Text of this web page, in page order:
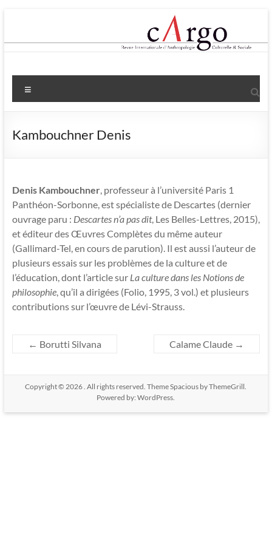
Kambouchner Denis
Denis Kambouchner, professeur à l’université Paris 1
Panthéon-Sorbonne, est spécialiste de Descartes (dernier
ouvrage paru : Descartes n’a pas dit, Les Belles-Lettres, 2015),
et éditeur des Œuvres Complètes du même auteur
(Gallimard-Tel, en cours de parution). Il est aussi l’auteur de
plusieurs essais sur les problèmes de la culture et de
l’éducation, dont l’article sur La culture dans les Notions de
philosophie, qu’il a dirigées (Folio, 1995, 3 vol.) et plusieurs
contributions sur l’œuvre de Lévi-Strauss.
← Borutti Silvana Calame Claude →
Copyright © 2026 . All rights reserved. ThemeSpacious by ThemeGrill.
Powered by:WordPress